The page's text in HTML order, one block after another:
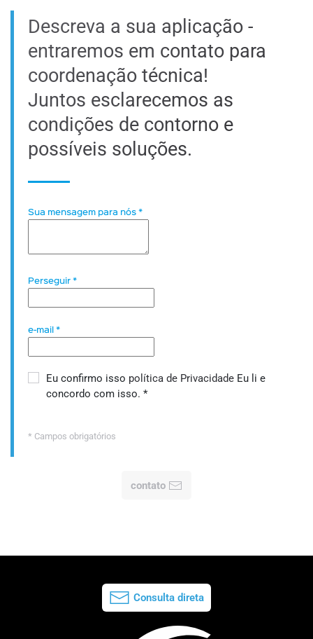
Descreva a sua aplicação -
entraremos em contato para
coordenação técnica!
Juntos esclarecemos as
condições de contorno e
possíveis soluções.
Sua mensagem para nós *
Perseguir *
e-mail *
Eu confirmo isso política de Privacidade Eu li e
concordo com isso. *
* Campos obrigatórios
contato
Consulta direta